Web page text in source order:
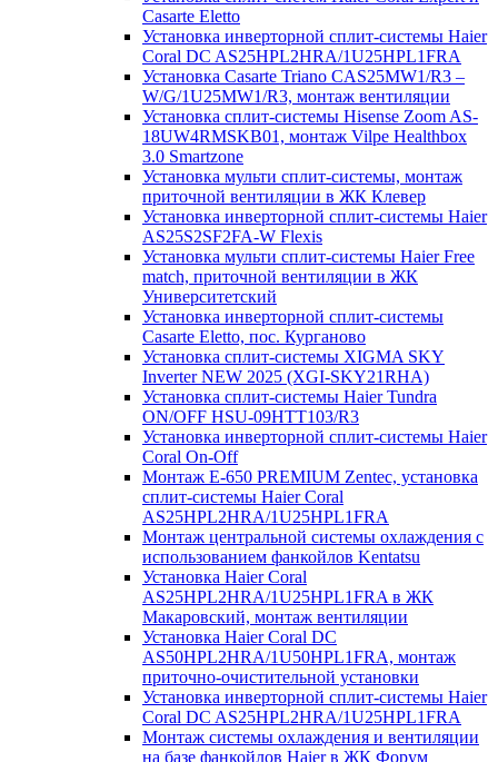
Casarte Eletto
Установка инверторной сплит-системы Haier
Coral DC AS25HPL2HRA/1U25HPL1FRA
Установка Casarte Triano CAS25MW1/R3 –
W/G/1U25MW1/R3, монтаж вентиляции
Установка сплит-системы Hisense Zoom AS-
18UW4RMSKB01, монтаж Vilpe Healthbox
3.0 Smartzone
Установка мульти сплит-системы, монтаж
приточной вентиляции в ЖК Клевер
Установка инверторной сплит-системы Haier
AS25S2SF2FA-W Flexis
Установка мульти сплит-системы Haier Free
match, приточной вентиляции в ЖК
Университетский
Установка инверторной сплит-системы
Casarte Eletto, пос. Курганово
Установка сплит-системы XIGMA SKY
Inverter NEW 2025 (XGI-SKY21RHA)
Установка сплит-системы Haier Tundra
ON/OFF HSU-09HTT103/R3
Установка инверторной сплит-системы Haier
Coral On-Off
Монтаж E-650 PREMIUM Zentec, установка
сплит-системы Haier Coral
AS25HPL2HRA/1U25HPL1FRA
Монтаж центральной системы охлаждения с
использованием фанкойлов Kentatsu
Установка Haier Coral
AS25HPL2HRA/1U25HPL1FRA в ЖК
Макаровский, монтаж вентиляции
Установка Haier Coral DC
AS50HPL2HRA/1U50HPL1FRA, монтаж
приточно-очистительной установки
Установка инверторной сплит-системы Haier
Coral DC AS25HPL2HRA/1U25HPL1FRA
Монтаж системы охлаждения и вентиляции
на базе фанкойлов Haier в ЖК Форум